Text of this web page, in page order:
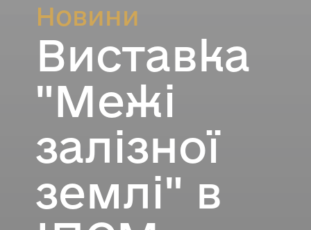
Новини
Виставка
"Межі
залізної
землі" в